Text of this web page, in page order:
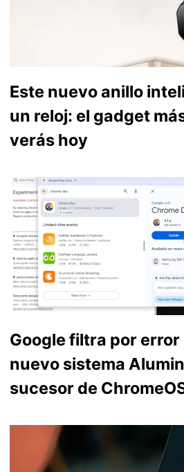
Este nuevo anillo
un reloj: el gadget
verás hoy
Google filtra por error
nuevo sistema
sucesor de